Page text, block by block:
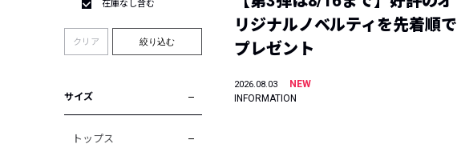
在庫なし含む
クリア 絞り込む
サイズ
トップス
リジナルノベルティを先着順で
プレゼント
2026.08.03
NEW
INFORMATION